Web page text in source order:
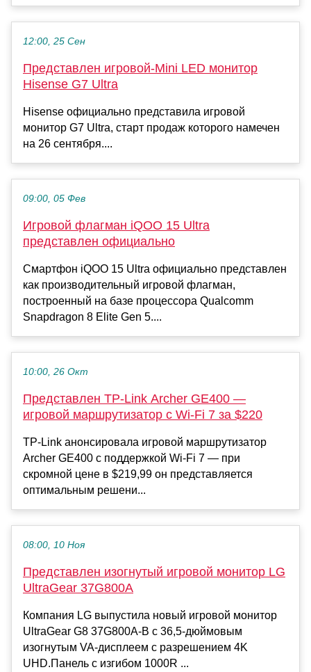
12:00, 25 Сен
Представлен игровой-Mini LED монитор
Hisense G7 Ultra
Hisense официально представила игровой
монитор G7 Ultra, старт продаж которого намечен
на 26 сентября....
09:00, 05 Фев
Игровой флагман iQOO 15 Ultra
представлен официально
Смартфон iQOO 15 Ultra официально представлен
как производительный игровой флагман,
построенный на базе процессора Qualcomm
Snapdragon 8 Elite Gen 5....
10:00, 26 Окт
Представлен TP-Link Archer GE400 —
игровой маршрутизатор с Wi-Fi 7 за $220
TP-Link анонсировала игровой маршрутизатор
Archer GE400 с поддержкой Wi-Fi 7 — при
скромной цене в $219,99 он представляется
оптимальным решени...
08:00, 10 Ноя
Представлен изогнутый игровой монитор LG
UltraGear 37G800A
Компания LG выпустила новый игровой монитор
UltraGear G8 37G800A-B с 36,5-дюймовым
изогнутым VA-дисплеем с разрешением 4K
UHD.Панель с изгибом 1000R ...